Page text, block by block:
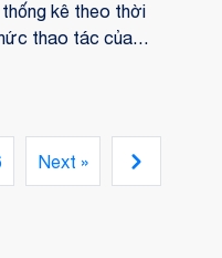
kê theo thời
thao tác của
Next »